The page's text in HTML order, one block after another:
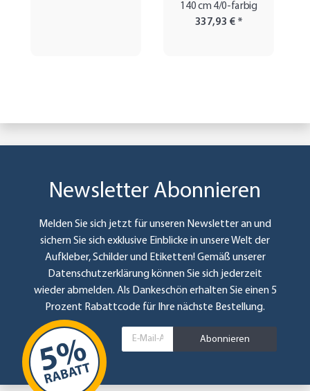
140 cm 4/0-farbig
337,93 € *
Newsletter Abonnieren
Melden Sie sich jetzt für unseren Newsletter an und
sichern Sie sich exklusive Einblicke in unsere Welt der
Aufkleber, Schilder und Etiketten! Gemäß unserer
Datenschutzerklärung können Sie sich jederzeit
wieder abmelden. Als Dankeschön erhalten Sie einen 5
Prozent Rabattcode für Ihre nächste Bestellung.
Abonnieren